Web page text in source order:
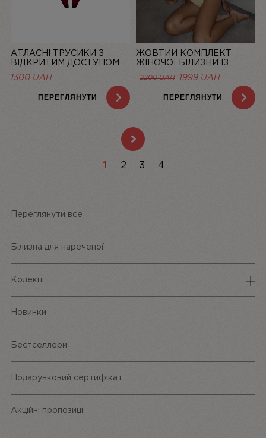
АТЛАСНІ ТРУСИКИ З
ВІДКРИТИМ ДОСТУПОМ
MISTIC, БОРДОВІ | LINIYA
1300 UAH
ПЕРЕГЛЯНУТИ
ЖОВТИЙ КОМПЛЕКТ
ЖІНОЧОЇ БІЛИЗНИ ІЗ
СІТОЧКИ BASIC LEMON |
LINIYA
2200UAH 1999 UAH
ПЕРЕГЛЯНУТИ
1 2 3 4
Переглянути все
Білизна для нареченої
Колекції
Одяг та аксесуари
Новинки
Бестселлери
Подарунковий сертифікат
Акційні пропозиції